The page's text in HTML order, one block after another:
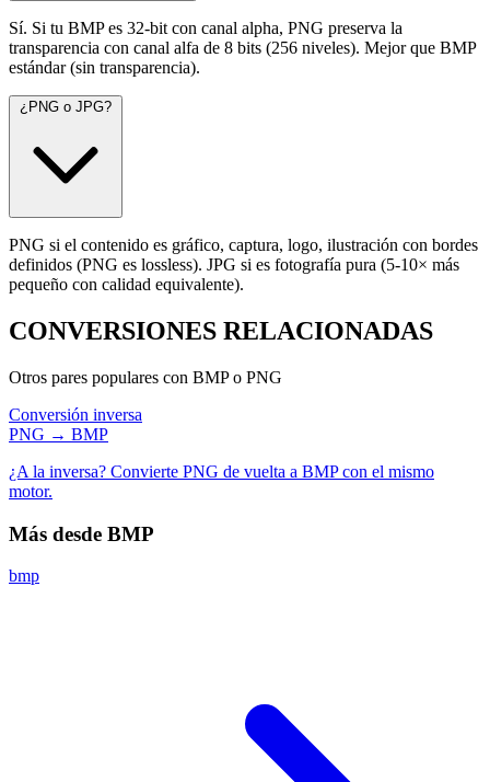
Sí. Si tu BMP es 32-bit con canal alpha, PNG preserva la
transparencia con canal alfa de 8 bits (256 niveles). Mejor que BMP
estándar (sin transparencia).
¿PNG o JPG?
PNG si el contenido es gráfico, captura, logo, ilustración con bordes
definidos (PNG es lossless). JPG si es fotografía pura (5-10× más
pequeño con calidad equivalente).
CONVERSIONES RELACIONADAS
Otros pares populares con BMP o PNG
Conversión inversa
PNG → BMP
¿A la inversa? Convierte PNG de vuelta a BMP con el mismo
motor.
Más desde BMP
bmp